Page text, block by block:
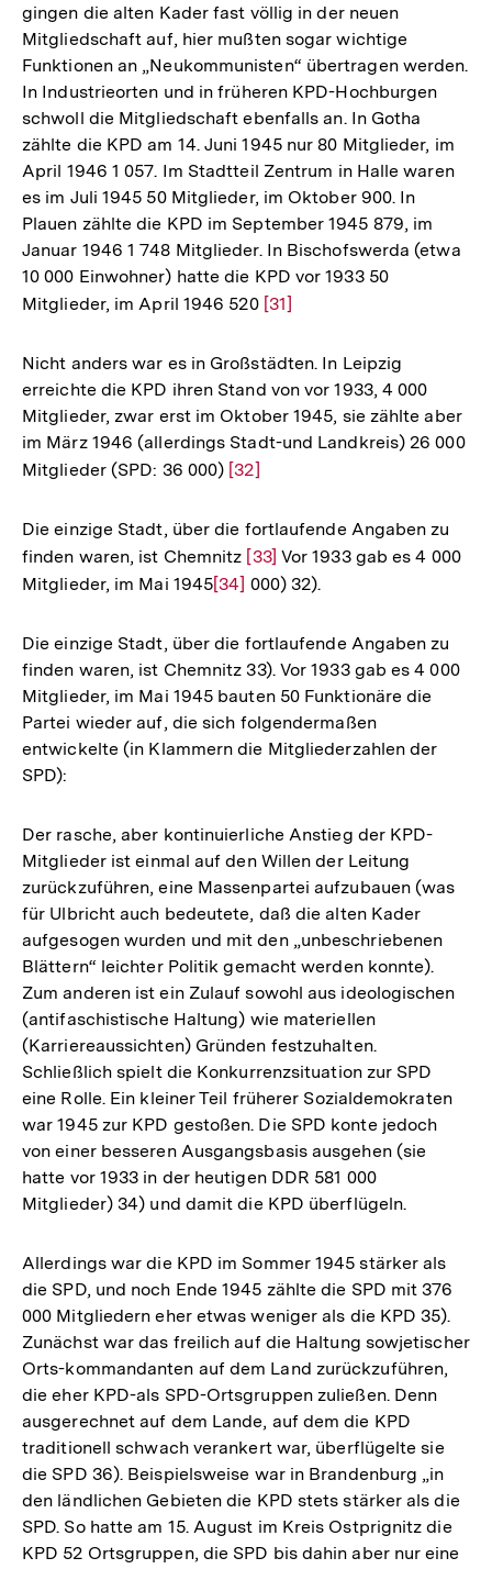
gingen die alten Kader fast völlig in der neuen
Mitgliedschaft auf, hier mußten sogar wichtige
Funktionen an „Neukommunisten“ übertragen werden.
In Industrieorten und in früheren KPD-Hochburgen
schwoll die Mitgliedschaft ebenfalls an. In Gotha
zählte die KPD am 14. Juni 1945 nur 80 Mitglieder, im
April 1946 1 057. Im Stadtteil Zentrum in Halle waren
es im Juli 1945 50 Mitglieder, im Oktober 900. In
Plauen zählte die KPD im September 1945 879, im
Januar 1946 1 748 Mitglieder. In Bischofswerda (etwa
10 000 Einwohner) hatte die KPD vor 1933 50
Mitglieder, im April 1946 520 Zur
der
Fußnote
[31]
Nicht anders war es in Großstädten. In Leipzig
erreichte die KPD ihren Stand von vor 1933, 4 000
Mitglieder, zwar erst im Oktober 1945, sie zählte aber
im März 1946 (allerdings Stadt-und Landkreis) 26 000
Mitglieder (SPD: 36 000) Zur
der
Fußnote
[32]
Die einzige Stadt, über die fortlaufende Angaben zu
finden waren, ist Chemnitz Zur
Auflösung
Fußnote
[33] Vor 1933 gab es 4 000
Mitglieder, im Mai 1945Zur
der
Fußnote
[34] 000) 32).
Die einzige Stadt, über die fortlaufende Angaben zu
finden waren, ist Chemnitz 33). Vor 1933 gab es 4 000
Mitglieder, im Mai 1945 bauten 50 Funktionäre die
Partei wieder auf, die sich folgendermaßen
entwickelte (in Klammern die Mitgliederzahlen der
SPD):
Der rasche, aber kontinuierliche Anstieg der KPD-
Mitglieder ist einmal auf den Willen der Leitung
zurückzuführen, eine Massenpartei aufzubauen (was
für Ulbricht auch bedeutete, daß die alten Kader
aufgesogen wurden und mit den „unbeschriebenen
Blättern“ leichter Politik gemacht werden konnte).
Zum anderen ist ein Zulauf sowohl aus ideologischen
(antifaschistische Haltung) wie materiellen
(Karriereaussichten) Gründen festzuhalten.
Schließlich spielt die Konkurrenzsituation zur SPD
eine Rolle. Ein kleiner Teil früherer Sozialdemokraten
war 1945 zur KPD gestoßen. Die SPD konte jedoch
von einer besseren Ausgangsbasis ausgehen (sie
hatte vor 1933 in der heutigen DDR 581 000
Mitglieder) 34) und damit die KPD überflügeln.
Allerdings war die KPD im Sommer 1945 stärker als
die SPD, und noch Ende 1945 zählte die SPD mit 376
000 Mitgliedern eher etwas weniger als die KPD 35).
Zunächst war das freilich auf die Haltung sowjetischer
Orts-kommandanten auf dem Land zurückzuführen,
die eher KPD-als SPD-Ortsgruppen zuließen. Denn
ausgerechnet auf dem Lande, auf dem die KPD
traditionell schwach verankert war, überflügelte sie
die SPD 36). Beispielsweise war in Brandenburg „in
den ländlichen Gebieten die KPD stets stärker als die
SPD. So hatte am 15. August im Kreis Ostprignitz die
KPD 52 Ortsgruppen, die SPD bis dahin aber nur eine